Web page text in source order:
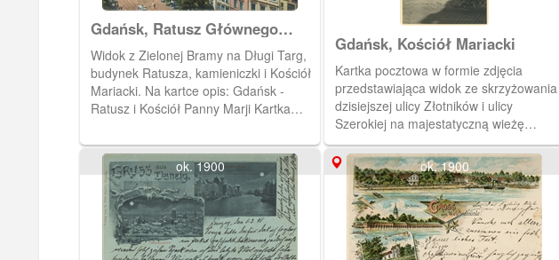
Gdańsk, Ratusz Głównego
Miasta
Widok z Zielonej Bramy na Długi Targ,
budynek Ratusza, kamieniczki i Kościół
Mariacki. Na kartce opis: Gdańsk -
Ratusz i Kościół Panny Marji Kartka
Czarlińskiego. Album zawiera 11 kartek
pocztowych wydanych przez
wydawnictwo Stengel &Co., G.m.b.H,
Dresden. Okładka albumu tekturowa,
kolor bordo. Na okładce znajduje się
napis Gdańsk, dane wydawcy i
ozdobne, secesyjne motywy roślinne.
Gdańsk, Kościół Mariacki
Kartka pocztowa w formie zdjęcia
przedstawiająca widok ze skrzyżowania
dzisiejszej ulicy Złotników i ulicy
Szerokiej na majestatyczną wieżę
kościoła Mariackiego.
ok. 1900
ok. 1900